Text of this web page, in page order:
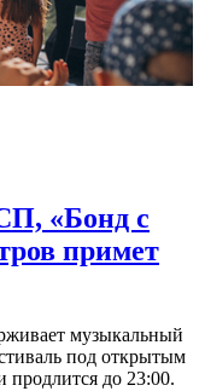
«Бонд с
примет
музыкальный
под открытым
продлится до 23:00.